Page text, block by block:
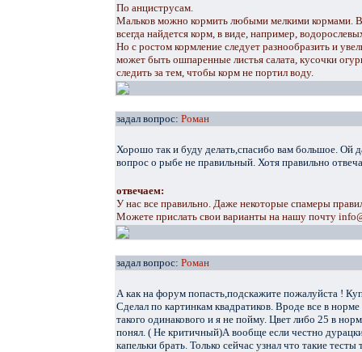
По анциструсам.
Мальков можно кормить любыми мелкими кормами.
всегда найдется корм, в виде, например,
Но с ростом кормление следует разнообразить и
может быть ошпаренные листья салата, кусочки
следить за тем, чтобы корм не портил воду.
задал вопрос: Роман
Хорошо так и буду делать,спасибо вам большое. Ой
вопрос о рыбе не правильный. Хотя правильно
отвечаем:
У нас все правильно. Даже некоторые спамеры
Можете прислать свои варианты на нашу почту
задал вопрос: Роман
А как на форум попасть,подскажите пожалуйста !
Сделал по картинкам квадратиков. Вроде все в
такого одинакового и я не пойму. Цвет либо 25 в
понял. ( Не критичный)А вообще если честно
капельки брать. Только сейчас узнал что такие тесты